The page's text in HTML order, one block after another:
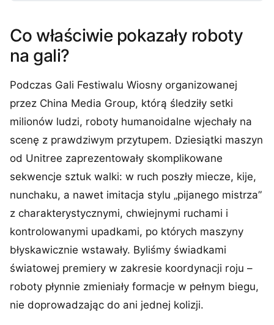
Co właściwie pokazały roboty
na gali?
Podczas Gali Festiwalu Wiosny organizowanej
przez China Media Group, którą śledziły setki
milionów ludzi, roboty humanoidalne wjechały na
scenę z prawdziwym przytupem. Dziesiątki maszyn
od Unitree zaprezentowały skomplikowane
sekwencje sztuk walki: w ruch poszły miecze, kije,
nunchaku, a nawet imitacja stylu „pijanego mistrza”
z charakterystycznymi, chwiejnymi ruchami i
kontrolowanymi upadkami, po których maszyny
błyskawicznie wstawały. Byliśmy świadkami
światowej premiery w zakresie koordynacji roju –
roboty płynnie zmieniały formacje w pełnym biegu,
nie doprowadzając do ani jednej kolizji.